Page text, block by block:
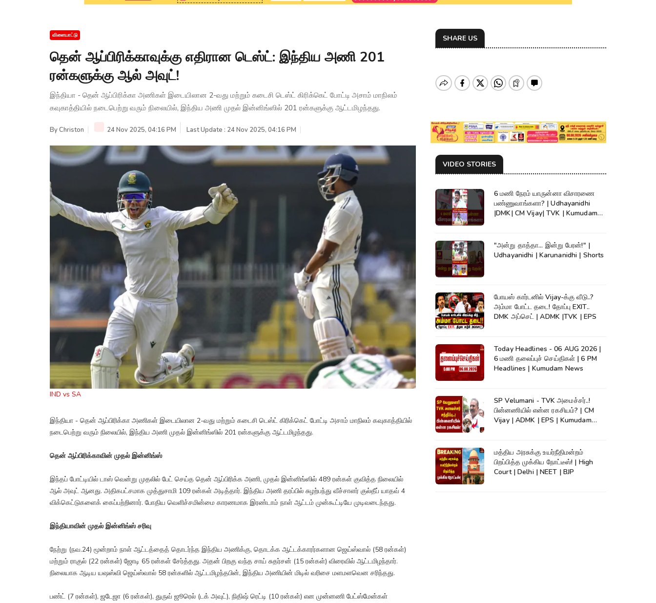
விளையாட்டு
தென் ஆப்பிரிக்காவுக்கு எதிரான டெஸ்ட்: இந்திய அணி 201
ரன்களுக்கு ஆல் அவுட்!
இந்தியா - தென் ஆப்பிரிக்கா அணிகள் இடையிலான 2-வது மற்றும் கடைசி டெஸ்ட் கிரிக்கெட் போட்டி அசாம் மாநிலம்
கவுகாத்தியில் நடைபெற்று வரும் நிலையில், இந்திய அணி முதல் இன்னிங்ஸில் 201 ரன்களுக்கு ஆட்டமிழந்தது.
ByChriston 24 Nov 2025, 04:16 PM Last Update : 24 Nov 2025, 04:16 PM
IND vs SA
இந்தியா - தென் ஆப்பிரிக்கா அணிகள் இடையிலான 2-வது மற்றும் கடைசி டெஸ்ட் கிரிக்கெட் போட்டி அசாம் மாநிலம் கவுகாத்தியில்
நடைபெற்று வரும் நிலையில், இந்திய அணி முதல் இன்னிங்ஸில் 201 ரன்களுக்கு ஆட்டமிழந்தது.
தென் ஆப்பிரிக்காவின் முதல் இன்னிங்ஸ்
இந்தப் போட்டியில் டாஸ் வென்று முதலில் பேட் செய்த தென் ஆப்பிரிக்க அணி, முதல் இன்னிங்ஸில் 489 ரன்கள் குவித்த நிலையில்
ஆல் அவுட் ஆனது. அதிகபட்சமாக முத்துசாமி 109 ரன்கள் அடித்தார். இந்திய அணி தரப்பில் சுழற்பந்து வீச்சாளர் குல்தீப் யாதவ் 4
விக்கெட்டுகளைக் கைப்பற்றினார். போதிய வெளிச்சமின்மை காரணமாக இரண்டாம் நாள் ஆட்டம் முன்கூட்டியே முடிவடைந்தது.
இந்தியாவின் முதல் இன்னிங்ஸ் சரிவு
நேற்று (நவ.24) மூன்றாம் நாள் ஆட்டத்தைத் தொடர்ந்த இந்திய அணிக்கு, தொடக்க ஆட்டக்காரர்களான ஜெய்ஸ்வால் (58 ரன்கள்)
மற்றும் ராகுல் (22 ரன்கள்) ஜோடி 65 ரன்கள் சேர்த்தது. அதன் பிறகு வந்த சாய் சுதர்சன் (15 ரன்கள்) விரைவில் ஆட்டமிழந்தார்.
நிலையாக ஆடிய யஷஸ்வி ஜெய்ஸ்வால் 58 ரன்களில் ஆட்டமிழந்தபின், இந்திய அணியின் மிடில் வரிசை மளமளவென சரிந்தது.
பண்ட் (7 ரன்கள்), ஜடேஜா (6 ரன்கள்), துருவ் ஜூரெல் (டக் அவுட்), நிதிஷ் ரெட்டி (10 ரன்கள்) என முன்னணி பேட்ஸ்மேன்கள்
SHARE US
VIDEO STORIES
6 மணி நேரம் யாருன்னா விசாரணை
பண்ணுவாங்களா? | Udhayanidhi
|DMK| CM Vijay| TVK | Kumudam
"அன்று தாத்தா... இன்று பேரன்!" |
Udhayanidhi | Karunanidhi | Shorts
போயஸ் கார்டனில் Vijay-க்கு வீடு..?
அம்மா போட்ட தடை! தோப்பு EXIT..
DMK அப்செட் | ADMK |TVK | EPS
Today Headlines - 06 AUG 2026 |
6 மணி தலைப்புச் செய்திகள் | 6 PM
Headlines | Kumudam News
SP Velumani - TVK அமைச்சர்..!
பின்னணியில் என்ன ரகசியம்? | CM
Vijay | ADMK | EPS | Kumudam
மத்திய அரசுக்கு உயர்நீதிமன்றம்
பிறப்பித்த முக்கிய நோட்டீஸ்! | High
Court | Delhi | NEET | BJP